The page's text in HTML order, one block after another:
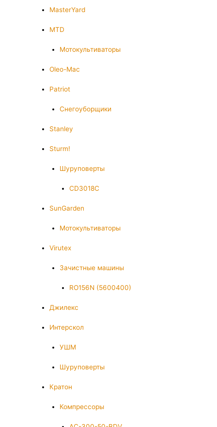
MasterYard
MTD
Мотокультиваторы
Oleo-Mac
Patriot
Снегоуборщики
Stanley
Sturm!
Шуруповерты
CD3018C
SunGarden
Мотокультиваторы
Virutex
Зачистные машины
RO156N (5600400)
Джилекс
Интерскол
УШМ
Шуруповерты
Кратон
Компрессоры